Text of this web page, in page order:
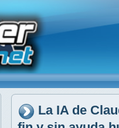
La IA de